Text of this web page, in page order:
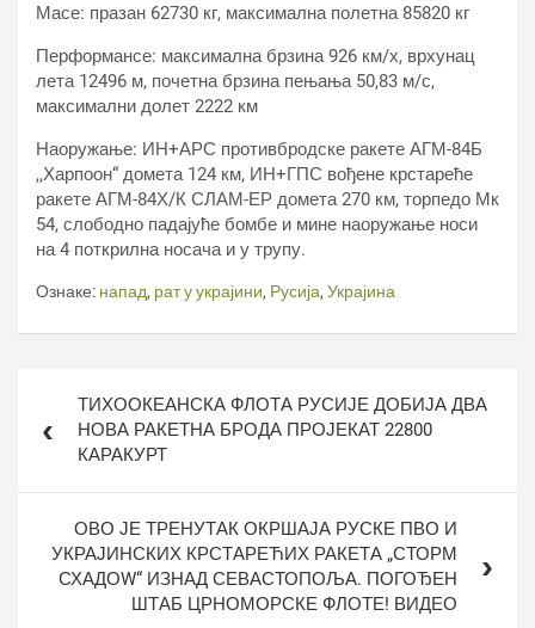
Масе: празан 62730 кг, максимална полетна 85820 кг
Перформансе: максимална брзина 926 км/х, врхунац
лета 12496 м, почетна брзина пењања 50,83 м/с,
максимални долет 2222 км
Наоружање: ИН+АРС противбродске ракете АГМ-84Б
,,Харпоон“ домета 124 км, ИН+ГПС вођене крстареће
ракете АГМ-84Х/К СЛАМ-ЕР домета 270 км, торпедо Мк
54, слободно падајуће бомбе и мине наоружање носи
на 4 поткрилна носача и у трупу.
Ознаке: напад, рат у украјини, Русија, Украјина
чланкаТИХООКЕАНСКА ФЛОТА РУСИЈЕ ДОБИЈА ДВА
НОВА РАКЕТНА БРОДА ПРОЈЕКАТ 22800
КАРАКУРТ
ОВО ЈЕ ТРЕНУТАК ОКРШАЈА РУСКЕ ПВО И
УКРАЈИНСКИХ КРСТАРЕЋИХ РАКЕТА „СТОРМ
СХАДОW“ ИЗНАД СЕВАСТОПОЉА. ПОГОЂЕН
ШТАБ ЦРНОМОРСКЕ ФЛОТЕ! ВИДЕО